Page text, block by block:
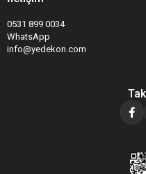
0531 899 0034
WhatsApp
info@yedekon.com